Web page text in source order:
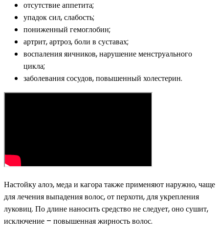
отсутствие аппетита;
упадок сил, слабость;
пониженный гемоглобин;
артрит, артроз, боли в суставах;
воспаления яичников, нарушение менструального
цикла;
заболевания сосудов, повышенный холестерин.
Настойку алоэ, меда и кагора также применяют наружно, чаще
для лечения выпадения волос, от перхоти, для укрепления
луковиц. По длине наносить средство не следует, оно сушит,
исключение – повышенная жирность волос.